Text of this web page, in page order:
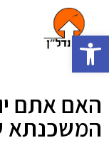
האם אתם
המשכנתא
פתח סרגל נגישות